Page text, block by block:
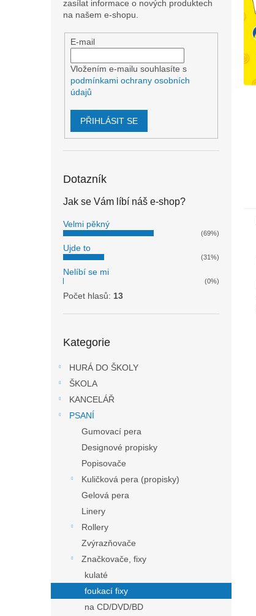
zasílat informace o nových produktech
na našem e-shopu.
E-mail
Vložením e-mailu souhlasíte s
podmínkami ochrany osobních
údajů
PŘIHLÁSIT SE
Dotazník
Jak se Vám líbí náš e-shop?
Velmi pěkný
(69%)
Ujde to
(31%)
Nelíbí se mi
(0%)
Počet hlasů: 13
kategorie
Kategorie
HURÁ DO ŠKOLY
ŠKOLA
KANCELÁŘ
PSANÍ
Gumovací pera
Designové propisky
Popisovače
Kuličková pera (propisky)
Gelová pera
Linery
Rollery
Zvýrazňovače
Značkovače, fixy
kulaté
foukací fixy
na CD/DVD/BD